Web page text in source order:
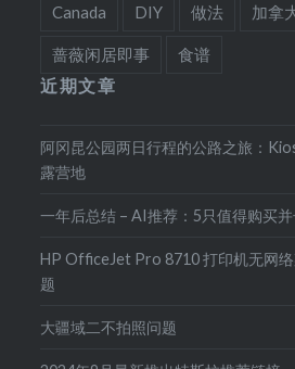
Canada DIY 做法 加拿
蔷薇闲居即事 食谱
近期文章
阿冈昆公园两日行程的公路之旅：
露营地
一年后总结 – AI推荐：5只值得购买
HP OfficeJet Pro 8710 打印机无网
题
大疆域二不拍照问题